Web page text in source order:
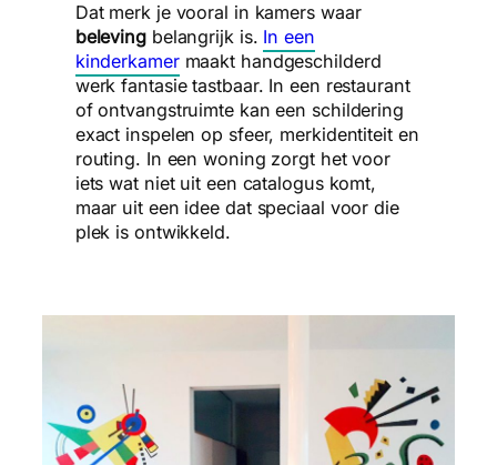
Dat merk je vooral in kamers waar
belevingbelangrijk is. In een
kinderkamermaakt handgeschilderd
werk fantasie tastbaar. In een restaurant
of ontvangstruimte kan een schildering
exact inspelen op sfeer, merkidentiteit en
routing. In een woning zorgt het voor
iets wat niet uit een catalogus komt,
maar uit een idee dat speciaal voor die
plek is ontwikkeld.